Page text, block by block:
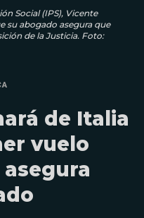
Social (IPS), Vicente
su abogado asegura que
de la Justicia. Foto:
de Italia
vuelo